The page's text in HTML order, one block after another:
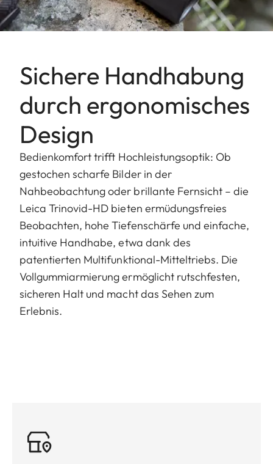
Sichere Handhabung
durch ergonomisches
Design
Bedienkomfort trifft Hochleistungsoptik: Ob
gestochen scharfe Bilder in der
Nahbeobachtung oder brillante Fernsicht – die
Leica Trinovid-HD bieten ermüdungsfreies
Beobachten, hohe Tiefenschärfe und einfache,
intuitive Handhabe, etwa dank des
patentierten Multifunktional-Mitteltriebs. Die
Vollgummiarmierung ermöglicht rutschfesten,
sicheren Halt und macht das Sehen zum
Erlebnis.